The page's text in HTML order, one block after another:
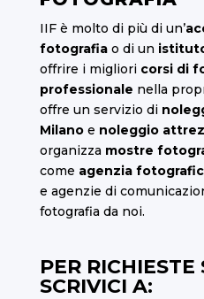
IIF è molto di più di un’
fotografiao di un
offrire i migliori corsi di
professionale nella
offre un servizio di
Milano e noleggio
organizza mostre
come agenzia
e agenzie di
fotografia da noi.
PER RICHIESTE
SCRIVICI A: